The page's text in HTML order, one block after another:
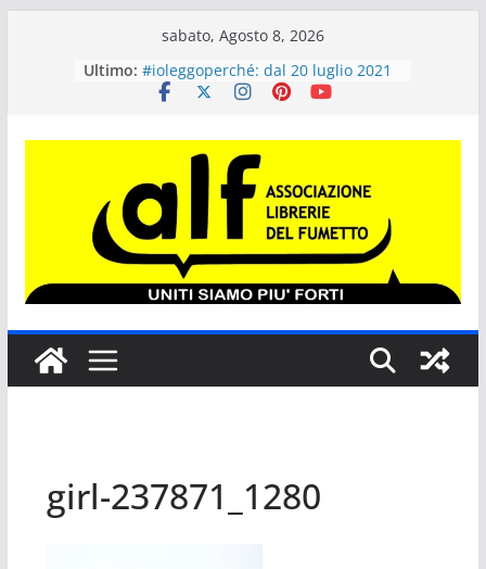
sabato, Agosto 8, 2026
Ultimo: #ioleggoperché: dal 20 luglio 2021
le scuole possono iscriversi
si potrà donare un libro
“Più libri più liberi” compie 20 anni
Tokyo Revengers #1 VARIANT per
ALF COMICS AND GAMES 2021
SERGIO BONELLI EDITORE E GLI
EVENTI FUMETTISTICI
“Il maialino di Natale”, il nuovo
libro per ragazzi di J.K. Rowling in
uscita il 12 ottobre
girl-237871_1280